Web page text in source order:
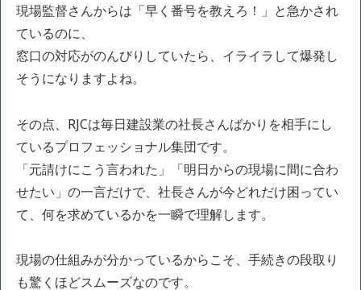
現場監督さんからは「早く番号を教えろ！」と急かされ
ているのに、
窓口の対応がのんびりしていたら、イライラして爆発し
そうになりますよね。
その点、RJCは毎日建設業の社長さんばかりを相手にし
ているプロフェッショナル集団です。
「元請けにこう言われた」「明日からの現場に間に合わ
せたい」の一言だけで、社長さんが今どれだけ困ってい
て、何を求めているかを一瞬で理解します。
現場の仕組みが分かっているからこそ、手続きの段取り
も驚くほどスムーズなのです。